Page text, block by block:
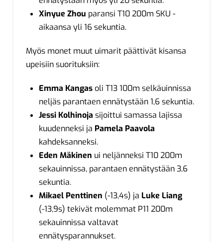
Xinyue Zhou paransi T10 200m SKU -
aikaansa yli 16 sekuntia.
Myös monet muut uimarit päättivät kisansa
upeisiin suorituksiin:
Emma Kangas oli T13 100m selkäuinnissa
neljäs parantaen ennätystään 1,6 sekuntia.
Jessi Kolhinoja sijoittui samassa lajissa
kuudenneksi ja Pamela Paavola
kahdeksanneksi.
Eden Mäkinen ui neljänneksi T10 200m
sekauinnissa, parantaen ennätystään 3,6
sekuntia.
Mikael Penttinen (-13,4s) ja Luke Liang
(-13,9s) tekivät molemmat P11 200m
sekauinnissa valtavat
ennätysparannukset.